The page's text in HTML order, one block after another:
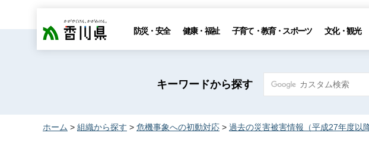
香川県 防災・安全 健康・福祉 子育て・教育・スポーツ 文化・観光
キーワードから探す
ホーム > 組織から探す > 危機事象への初動対応 > 過去の災害被害情報（平成27年度以降